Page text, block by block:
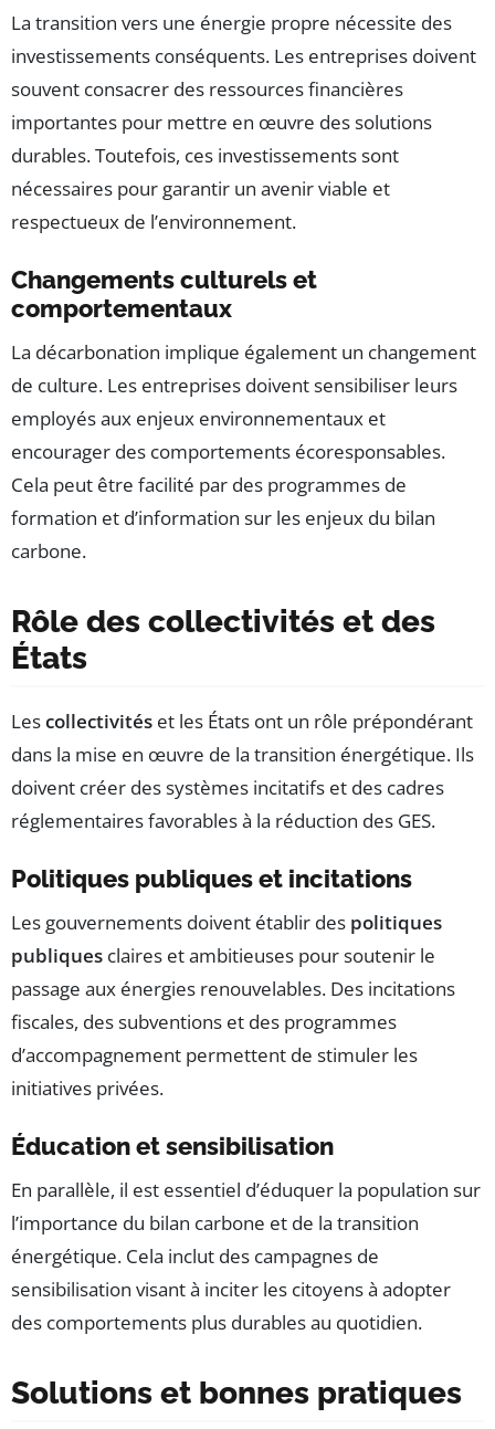
La transition vers une énergie propre nécessite des
investissements conséquents. Les entreprises doivent
souvent consacrer des ressources financières
importantes pour mettre en œuvre des solutions
durables. Toutefois, ces investissements sont
nécessaires pour garantir un avenir viable et
respectueux de l’environnement.
Changements culturels et
comportementaux
La décarbonation implique également un changement
de culture. Les entreprises doivent sensibiliser leurs
employés aux enjeux environnementaux et
encourager des comportements écoresponsables.
Cela peut être facilité par des programmes de
formation et d’information sur les enjeux du bilan
carbone.
Rôle des collectivités et des
États
Lescollectivités et les États ont un rôle prépondérant
dans la mise en œuvre de la transition énergétique. Ils
doivent créer des systèmes incitatifs et des cadres
réglementaires favorables à la réduction des GES.
Politiques publiques et incitations
Les gouvernements doivent établir des politiques
publiques claires et ambitieuses pour soutenir le
passage aux énergies renouvelables. Des incitations
fiscales, des subventions et des programmes
d’accompagnement permettent de stimuler les
initiatives privées.
Éducation et sensibilisation
En parallèle, il est essentiel d’éduquer la population sur
l’importance du bilan carbone et de la transition
énergétique. Cela inclut des campagnes de
sensibilisation visant à inciter les citoyens à adopter
des comportements plus durables au quotidien.
Solutions et bonnes pratiques